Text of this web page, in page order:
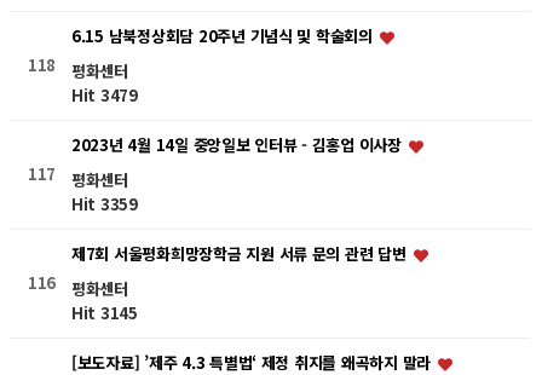
118
6.15 남북정상회담 20주년 기념식 및 학술회의
평화센터
Hit 3479
117
2023년 4월 14일 중앙일보 인터뷰 - 김홍업 이사장
평화센터
Hit 3359
116
제7회 서울평화희망장학금 지원 서류 문의 관련 답변
평화센터
Hit 3145
[보도자료] ’제주 4.3 특별법‘ 제정 취지를 왜곡하지 말라